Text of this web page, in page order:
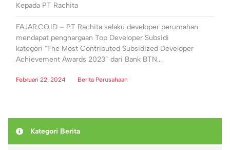
Kepada PT Rachita
FAJAR.CO.ID – PT Rachita selaku developer perumahan
mendapat penghargaan Top Developer Subsidi
kategori "The Most Contributed Subsidized Developer
Achievement Awards 2023” dari Bank BTN...
Februari 22, 2024 Berita Perusahaan
Kategori Berita